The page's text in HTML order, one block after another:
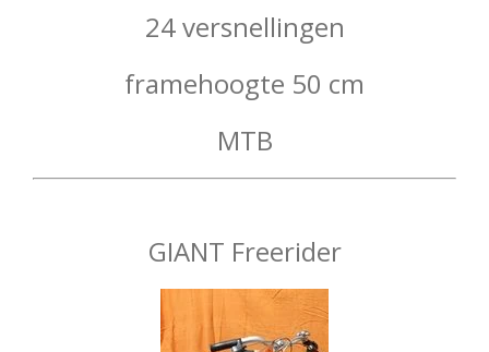
24 versnellingen
framehoogte 50 cm
MTB
GIANT Freerider